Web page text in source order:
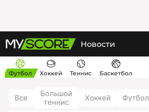
Новости
Футбол Хоккей Теннис Баскетбол
Все
Большой
теннис
Хоккей Футбол